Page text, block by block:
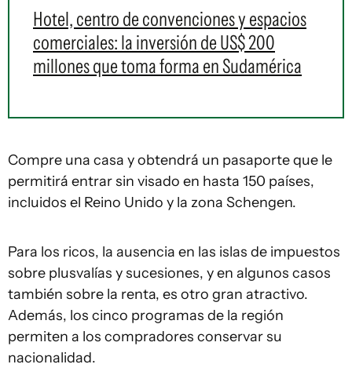
Hotel, centro de convenciones y espacios
comerciales: la inversión de US$ 200
millones que toma forma en Sudamérica
Compre una casa y obtendrá un pasaporte que le
permitirá entrar sin visado en hasta 150 países,
incluidos el Reino Unido y la zona Schengen.
Para los ricos, la ausencia en las islas de impuestos
sobre plusvalías y sucesiones, y en algunos casos
también sobre la renta, es otro gran atractivo.
Además, los cinco programas de la región
permiten a los compradores conservar su
nacionalidad.